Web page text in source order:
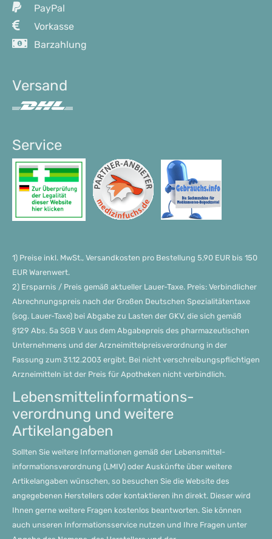
PayPal
Vorkasse
Barzahlung
Versand
Service
1) Preise inkl. MwSt., Versandkosten pro Bestellung 5,90 EUR bis 150
EUR Warenwert.
2) Ersparnis / Preis gemäß aktueller Lauer-Taxe. Preis: Verbindlicher
Abrechnungspreis nach der Großen Deutschen Spezialitätentaxe
(sog. Lauer-Taxe) bei Abgabe zu Lasten der GKV, die sich gemäß
§129 Abs. 5a SGB V aus dem Abgabepreis des pharmazeutischen
Unternehmens und der Arzneimittelpreisverordnung in der
Fassung zum 31.12.2003 ergibt. Bei nicht verschreibungspflichtigen
Arzneimitteln ist der Preis für Apotheken nicht verbindlich.
Lebensmittel­informations­
verordnung und weitere
Artikelangaben
Sollten Sie weitere Informationen gemäß der Lebensmittel­
informations­verordnung (LMIV) oder Auskünfte über weitere
Artikelangaben wünschen, so besuchen Sie die Website des
angegebenen Herstellers oder kontaktieren ihn direkt. Dieser wird
Ihnen gerne weitere Fragen kostenlos beantworten. Sie können
auch unseren Informationsservice nutzen und Ihre Fragen unter